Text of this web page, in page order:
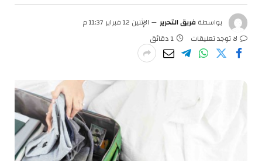
بواسطةفريق التحرير
الإثنين 12 فبراير 11:37 م
لا توجد تعليقات
1 دقائق